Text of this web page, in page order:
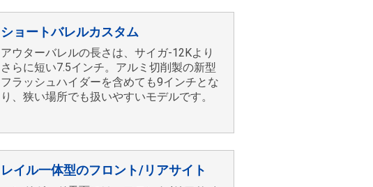
ショートバレルカスタム
アウターバレルの長さは、サイガ-12Kより
さらに短い7.5インチ。アルミ切削製の新型
フラッシュハイダーを含めても9インチとな
り、狭い場所でも扱いやすいモデルです。
レイル一体型のフロント/リアサイト